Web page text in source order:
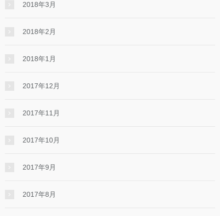
2018年3月
2018年2月
2018年1月
2017年12月
2017年11月
2017年10月
2017年9月
2017年8月